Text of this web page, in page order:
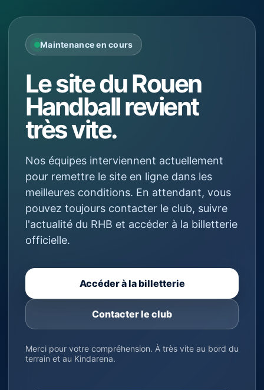
Maintenance en cours
Le site du Rouen
Handball revient
très vite.
Nos équipes interviennent actuellement
pour remettre le site en ligne dans les
meilleures conditions. En attendant, vous
pouvez toujours contacter le club, suivre
l'actualité du RHB et accéder à la billetterie
officielle.
Accéder à la billetterie
Contacter le club
Merci pour votre compréhension. À très vite au bord du
terrain et au Kindarena.